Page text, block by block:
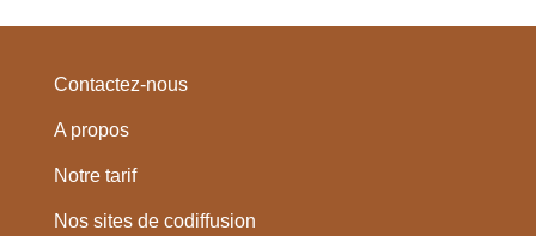
Contactez-nous
A propos
Notre tarif
Nos sites de codiffusion